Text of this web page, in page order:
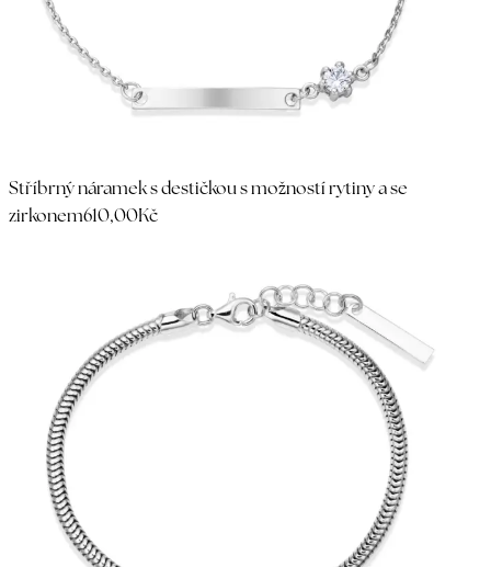
Stříbrný náramek s destičkou s možností rytiny a se
zirkonem610,00Kč